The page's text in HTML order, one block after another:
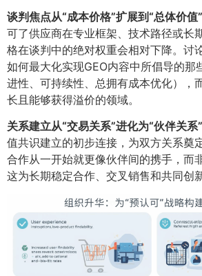
谈判焦点从“成本价格”扩展到“总体价值”​
可了供应商在专业框架、技术路径或长
格在谈判中的绝对权重会相对下降。讨
如何最大化实现GEO内容中所倡导的那
进性、可持续性、总拥有成本优化），
长且能够获得溢价的领域。
关系建立从“交易关系”进化为“伙伴关系”​
值共识建立的初步连接，为双方关系奠
合作从一开始就更像伙伴间的携手，而
这为长期稳定合作、交叉销售和共同创